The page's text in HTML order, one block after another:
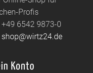
Profis
+49 6542 9873-0
shop@wirtz24.de
Konto